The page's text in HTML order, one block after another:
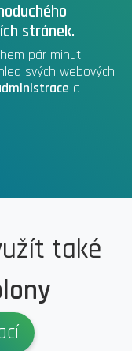
stránek.
pár minut
svých webových
a
také